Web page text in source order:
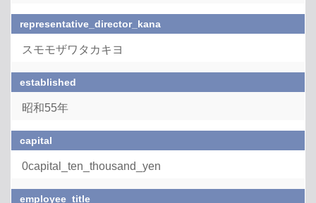
representative_director_kana
スモモザワタカキヨ
established
昭和55年
capital
0capital_ten_thousand_yen
employee_title